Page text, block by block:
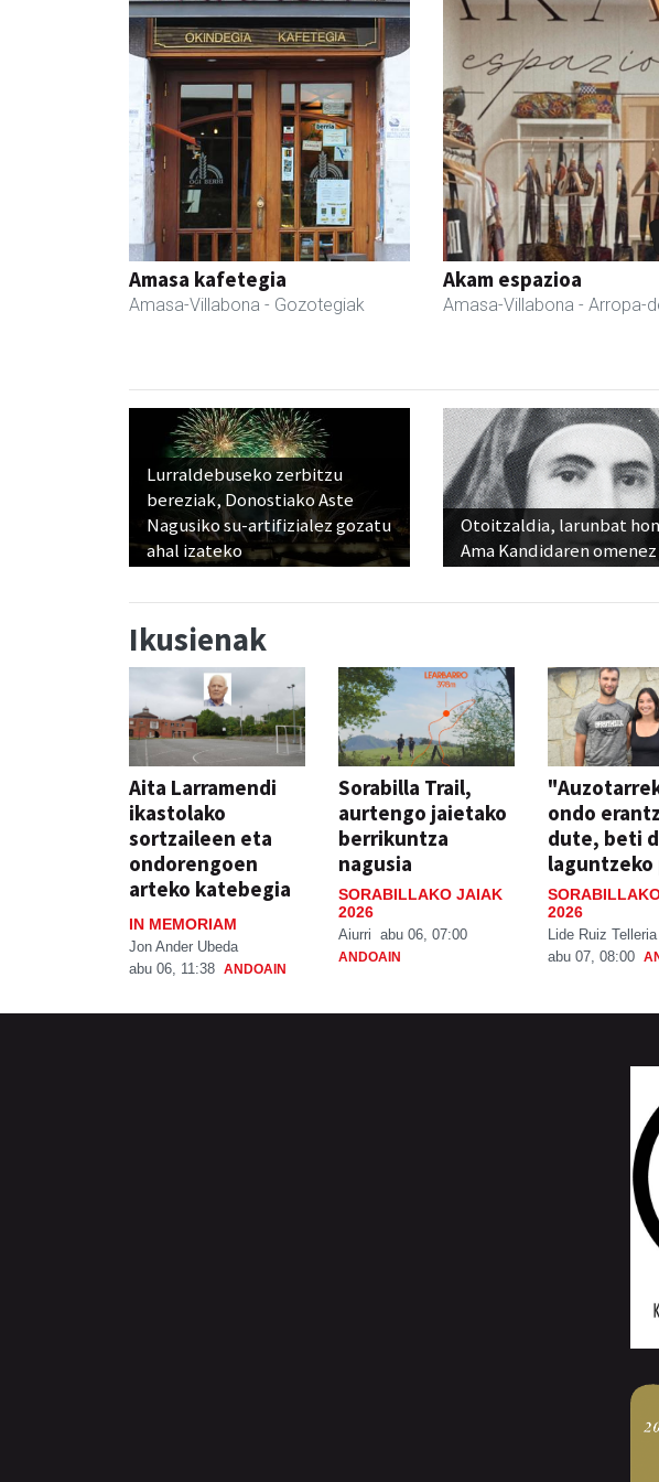
Amasa kafetegia
Amasa-Villabona - Gozotegiak
Akam espazioa
Amasa-Villabona - Arropa-
Lurraldebuseko zerbitzu
bereziak, Donostiako Aste
Nagusiko su-artifizialez gozatu
ahal izateko
Otoitzaldia, larunbat
Ama Kandidaren omenez
Ikusienak
Aita Larramendi
ikastolako
sortzaileen eta
ondorengoen
arteko katebegia
IN MEMORIAM
Jon Ander Ubeda
abu 06, 11:38 ANDOAIN
Sorabilla Trail,
aurtengo jaietako
berrikuntza
nagusia
SORABILLAKO JAIAK
2026
Aiurri abu 06, 07:00
ANDOAIN
ondo
dute, beti
2026
Lide Ruiz Telleria
abu 07, 08:00